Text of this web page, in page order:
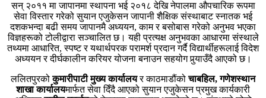
सन् २०११ मा जापानमा स्थापना भई २०१८ देखि नेपालमा औपचारिक रूपमा
सेवा विस्तार गरेको सुयान एजुकेसन जापानी शैक्षिक संस्थाबाट स्नातक भई
दशकभन्दा बढी समय जापानमै अध्ययन, काम र बसोबास गरेको अनुभव भएका
विज्ञहरूको टोलीद्वारा सञ्चालित छ। यही प्रत्यक्ष अनुभवका आधारमा संस्थाले
तथ्यमा आधारित, स्पष्ट र यथार्थपरक परामर्श प्रदान गर्दै विद्यार्थीहरूलाई विदेश
अध्ययन र दीर्घकालीन करियर योजना बनाउन सहयोग पुर्‍याउँदै आएको छ।
ललितपुरकोकुमारीपाटी मुख्य कार्यालयर काठमाडौंकोचाबहिल, गणेशस्थान
शाखा कार्यालयमार्फत सेवा दिँदै आएको सुयान एजुकेसन प्रमुख कार्यकारी